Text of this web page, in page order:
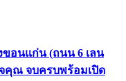
อนแก่น (ถนน 6 เลน
คุณ จบครบพร้อมเปิด